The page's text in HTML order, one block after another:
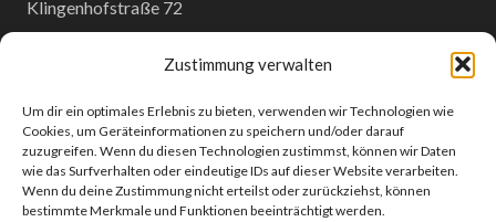
Zustimmung verwalten
Um dir ein optimales Erlebnis zu bieten, verwenden wir Technologien wie
Cookies, um Geräteinformationen zu speichern und/oder darauf
zuzugreifen. Wenn du diesen Technologien zustimmst, können wir Daten
wie das Surfverhalten oder eindeutige IDs auf dieser Website verarbeiten.
Wenn du deine Zustimmung nicht erteilst oder zurückziehst, können
bestimmte Merkmale und Funktionen beeinträchtigt werden.
Klingenhofstraße 72
www.ofenwerk.de
© 2026 Modell-Bahn-Nürnberg - WordPress Theme vonKadence